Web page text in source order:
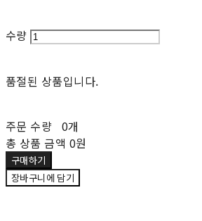
수량
품절된 상품입니다.
주문 수량 0개
총 상품 금액 0원
구매하기
장바구니에 담기